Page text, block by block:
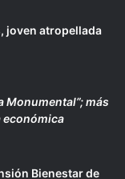
joven atropellada
Monumental”; más
económica
Bienestar de